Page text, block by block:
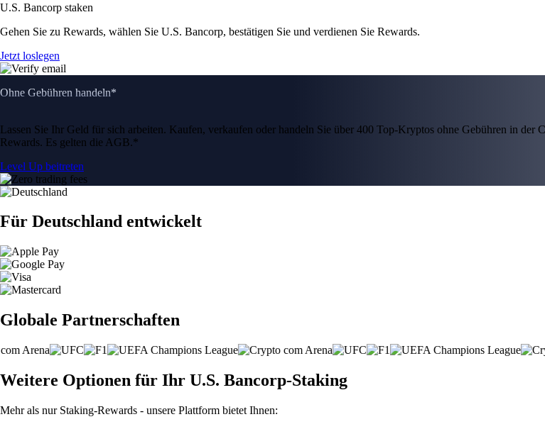
U.S. Bancorp staken
Gehen Sie zu Rewards, wählen Sie U.S. Bancorp, bestätigen Sie und verdienen Sie Rewards.
Jetzt loslegen
Ohne Gebühren handeln*
Lassen Sie Ihr Geld für sich arbeiten. Kaufen, verkaufen oder handeln Sie über 400 Top-Kryptos ohne Gebühren in
Rewards. Es gelten die AGB.*
Level Up beitreten
Für Deutschland entwickelt
Globale Partnerschaften
Weitere Optionen für Ihr U.S. Bancorp-Staking
Mehr als nur Staking-Rewards - unsere Plattform bietet Ihnen: